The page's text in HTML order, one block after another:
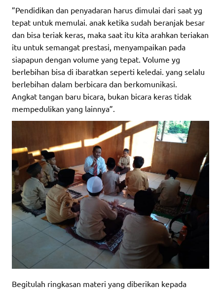
”Pendidikan dan penyadaran harus dimulai dari saat yg
tepat untuk memulai. anak ketika sudah beranjak besar
dan bisa teriak keras, maka saat itu kita arahkan teriakan
itu untuk semangat prestasi, menyampaikan pada
siapapun dengan volume yang tepat. Volume yg
berlebihan bisa di ibaratkan seperti keledai. yang selalu
berlebihan dalam berbicara dan berkomunikasi.
Angkat tangan baru bicara, bukan bicara keras tidak
mempedulikan yang lainnya”.
Begitulah ringkasan materi yang diberikan kepada